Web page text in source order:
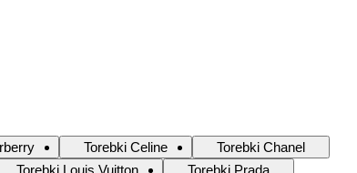
Torebki Celine
Torebki Chanel
Torebki Louis Vuitton
Torebki Prada